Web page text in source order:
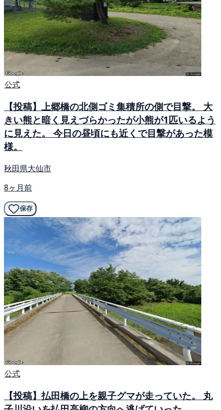
公式
【投稿】上郷橋の北側ゴミ集積所の側で目撃。 大
きい熊と暗く見えづらかったが小熊が1匹いるよう
に見えた。 今日の昼頃にも近くで目撃があった模
様。
秋田県大仙市
8ヶ月前
保存
公式
【投稿】払田橋の上を親子グマが走っていた。 丸